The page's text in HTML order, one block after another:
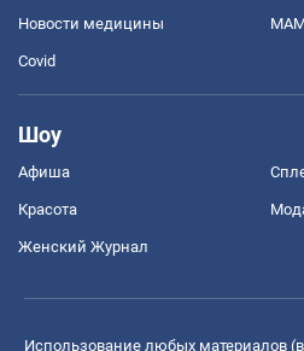
Новости медицины
Covid
Шоу
Афиша
Красота
Женский Журнал
Использование любых материалов